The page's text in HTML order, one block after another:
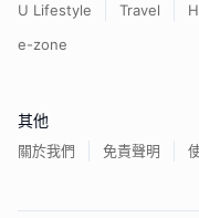
U Lifestyle Travel
e-zone
其他
關於我們 免責聲明